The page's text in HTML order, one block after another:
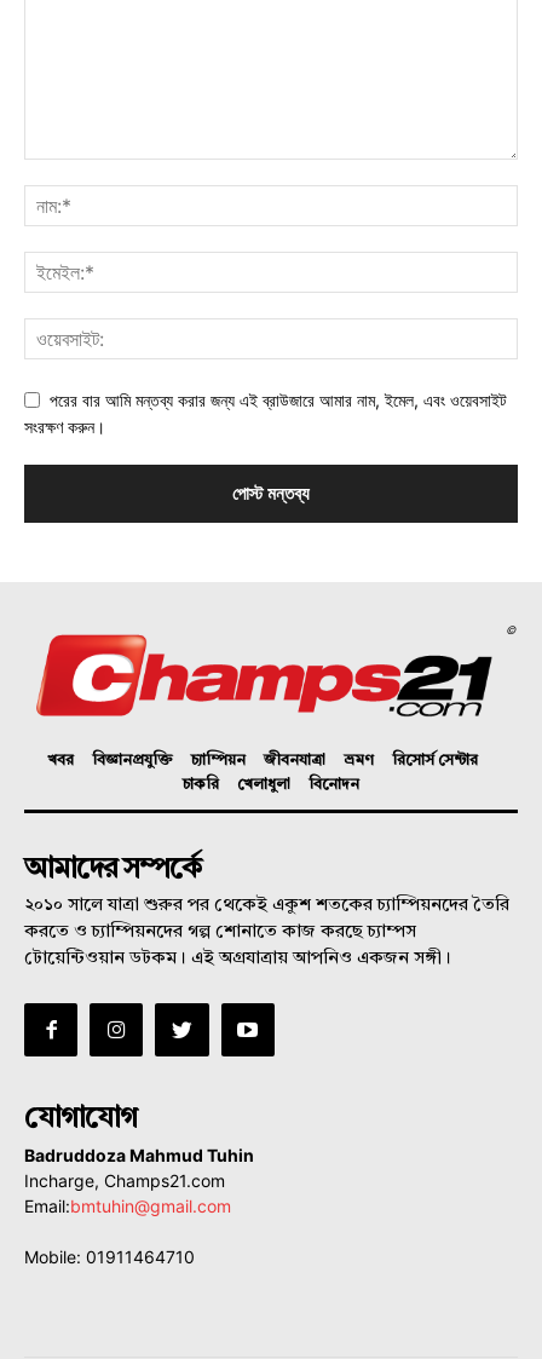
পরের বার আমি মন্তব্য করার জন্য এই ব্রাউজারে আমার নাম, ইমেল, এবং ওয়েবসাইট
সংরক্ষণ করুন।
©
খবর বিজ্ঞানপ্রযুক্তি চ্যাম্পিয়ন জীবনযাত্রা ভ্রমণ
রিসোর্স সেন্টার
চাকরি
খেলাধুলা বিনোদন
আমাদের সম্পর্কে
২০১০ সালে যাত্রা শুরুর পর থেকেই একুশ শতকের চ্যাম্পিয়নদের তৈরি
করতে ও চ্যাম্পিয়নদের গল্প শোনাতে কাজ করছে চ্যাম্পস
টোয়েন্টিওয়ান ডটকম। এই অগ্রযাত্রায় আপনিও একজন সঙ্গী।
যোগাযোগ
Badruddoza Mahmud Tuhin
Incharge, Champs21.com
Email:bmtuhin@gmail.com
Mobile: 01911464710